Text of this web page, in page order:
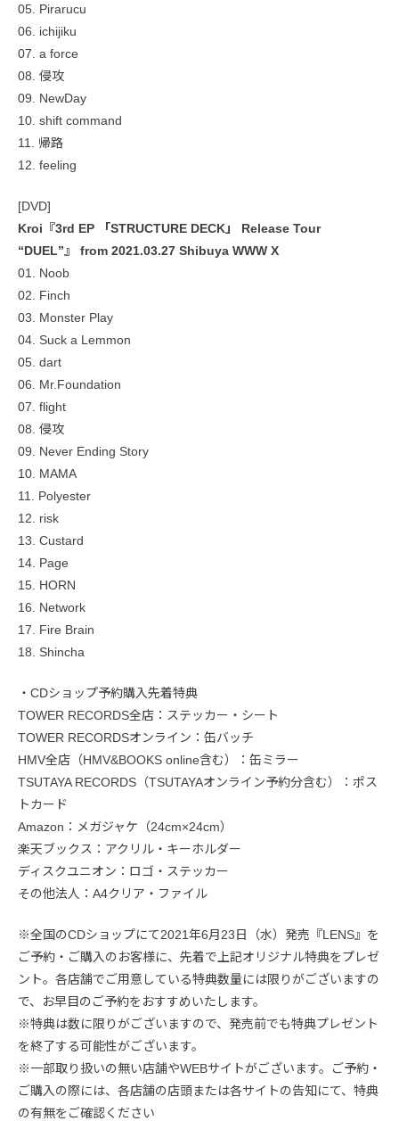
05. Pirarucu
06. ichijiku
07. a force
08. 侵攻
09. NewDay
10. shift command
11. 帰路
12. feeling
[DVD]
Kroi『3rd EP 「STRUCTURE DECK」 Release Tour
“DUEL”』 from 2021.03.27 Shibuya WWW X
01. Noob
02. Finch
03. Monster Play
04. Suck a Lemmon
05. dart
06. Mr.Foundation
07. flight
08. 侵攻
09. Never Ending Story
10. MAMA
11. Polyester
12. risk
13. Custard
14. Page
15. HORN
16. Network
17. Fire Brain
18. Shincha
・CDショップ予約購入先着特典
TOWER RECORDS全店：ステッカー・シート
TOWER RECORDSオンライン：缶バッチ
HMV全店（HMV&BOOKS online含む）：缶ミラー
TSUTAYA RECORDS（TSUTAYAオンライン予約分含む）：ポス
トカード
Amazon：メガジャケ（24cm×24cm）
楽天ブックス：アクリル・キーホルダー
ディスクユニオン：ロゴ・ステッカー
その他法人：A4クリア・ファイル
※全国のCDショップにて2021年6月23日（水）発売『LENS』を
ご予約・ご購入のお客様に、先着で上記オリジナル特典をプレゼ
ント。各店舗でご用意している特典数量には限りがございますの
で、お早目のご予約をおすすめいたします。
※特典は数に限りがございますので、発売前でも特典プレゼント
を終了する可能性がございます。
※一部取り扱いの無い店舗やWEBサイトがございます。ご予約・
ご購入の際には、各店舗の店頭または各サイトの告知にて、特典
の有無をご確認ください